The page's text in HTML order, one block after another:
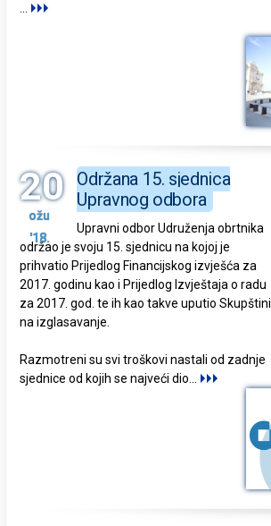
20
ožu
'18.
Održana 15. sjednica
Upravnog odbora
Upravni odbor Udruženja obrtnika
održao je svoju 15. sjednicu na kojoj je
prihvatio Prijedlog Financijskog izvješća za
2017. godinu kao i Prijedlog Izvještaja o radu
za 2017. god. te ih kao takve uputio Skupštini
na izglasavanje.
Razmotreni su svi troškovi nastali od zadnje
sjednice od kojih se najveći dio...